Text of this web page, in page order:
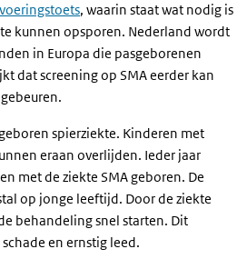
, waarin staat wat nodig is
kunnen opsporen. Nederland wordt
in Europa die pasgeborenen
dat screening op SMA eerder kan
spierziekte. Kinderen met
eraan overlijden. Ieder jaar
met de ziekte SMA geboren. De
op jonge leeftijd. Door de ziekte
behandeling snel starten. Dit
en ernstig leed.